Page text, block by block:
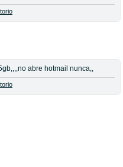
abre hotmail nunca,,